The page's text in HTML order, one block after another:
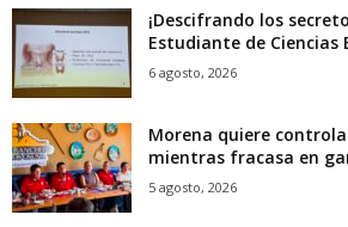
¡Descifrando los
Estudiante de Ciencias
6 agosto, 2026
Morena quiere
mientras fracasa en
5 agosto, 2026